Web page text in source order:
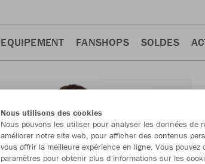
EQUIPEMENT FANSHOPS SOLDES
Nous utilisons des cookies
Nous pouvons les utiliser pour analyser les données de
améliorer notre site web, pour afficher des contenus
vous offrir la meilleure expérience en ligne. Vous pouvez
paramètres pour obtenir plus d'informations sur les